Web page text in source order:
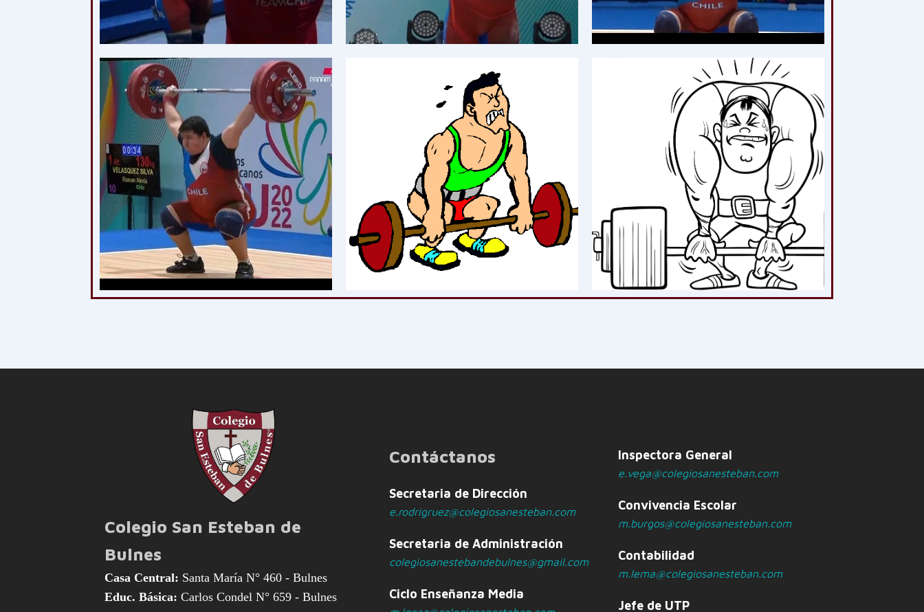
Colegio San Esteban de
Bulnes
Casa Central: Santa María N° 460 - Bulnes
Educ. Básica: Carlos Condel N° 659 - Bulnes
Contáctanos
Secretaria de Dirección
e.rodrigruez@colegiosanesteban.com
Secretaria de Administración
colegiosanestebandebulnes@gmail.com
Ciclo Enseñanza Media
Inspectora General
e.vega@colegiosanesteban.com
Convivencia Escolar
m.burgos@colegiosanesteban.com
Contabilidad
m.lema@colegiosanesteban.com
Jefe de UTP